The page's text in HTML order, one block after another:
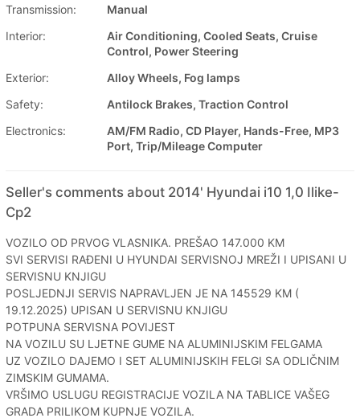
Transmission:
Manual
Interior:
Air Conditioning, Cooled Seats, Cruise
Control, Power Steering
Exterior:
Alloy Wheels, Fog lamps
Safety:
Antilock Brakes, Traction Control
Electronics:
AM/FM Radio, CD Player, Hands-Free, MP3
Port, Trip/Mileage Computer
Seller's comments about 2014' Hyundai i10 1,0 Ilike-
Cp2
VOZILO OD PRVOG VLASNIKA. PREŠAO 147.000 KM
SVI SERVISI RAĐENI U HYUNDAI SERVISNOJ MREŽI I UPISANI U
SERVISNU KNJIGU
POSLJEDNJI SERVIS NAPRAVLJEN JE NA 145529 KM (
19.12.2025) UPISAN U SERVISNU KNJIGU
POTPUNA SERVISNA POVIJEST
NA VOZILU SU LJETNE GUME NA ALUMINIJSKIM FELGAMA
UZ VOZILO DAJEMO I SET ALUMINIJSKIH FELGI SA ODLIČNIM
ZIMSKIM GUMAMA.
VRŠIMO USLUGU REGISTRACIJE VOZILA NA TABLICE VAŠEG
GRADA PRILIKOM KUPNJE VOZILA.